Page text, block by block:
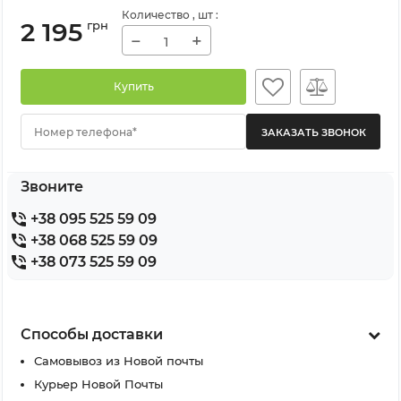
2 195 грн
Количество , шт :
− +
Купить
Номер телефона*
Звоните
+38 095 525 59 09
+38 068 525 59 09
+38 073 525 59 09
Способы доставки
Самовывоз из Новой почты
Курьер Новой Почты